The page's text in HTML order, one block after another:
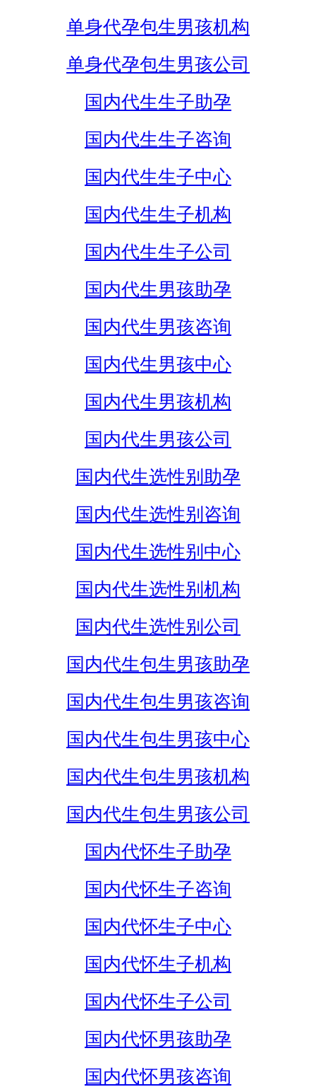
单身代孕包生男孩机构
单身代孕包生男孩公司
国内代生生子助孕
国内代生生子咨询
国内代生生子中心
国内代生生子机构
国内代生生子公司
国内代生男孩助孕
国内代生男孩咨询
国内代生男孩中心
国内代生男孩机构
国内代生男孩公司
国内代生选性别助孕
国内代生选性别咨询
国内代生选性别中心
国内代生选性别机构
国内代生选性别公司
国内代生包生男孩助孕
国内代生包生男孩咨询
国内代生包生男孩中心
国内代生包生男孩机构
国内代生包生男孩公司
国内代怀生子助孕
国内代怀生子咨询
国内代怀生子中心
国内代怀生子机构
国内代怀生子公司
国内代怀男孩助孕
国内代怀男孩咨询